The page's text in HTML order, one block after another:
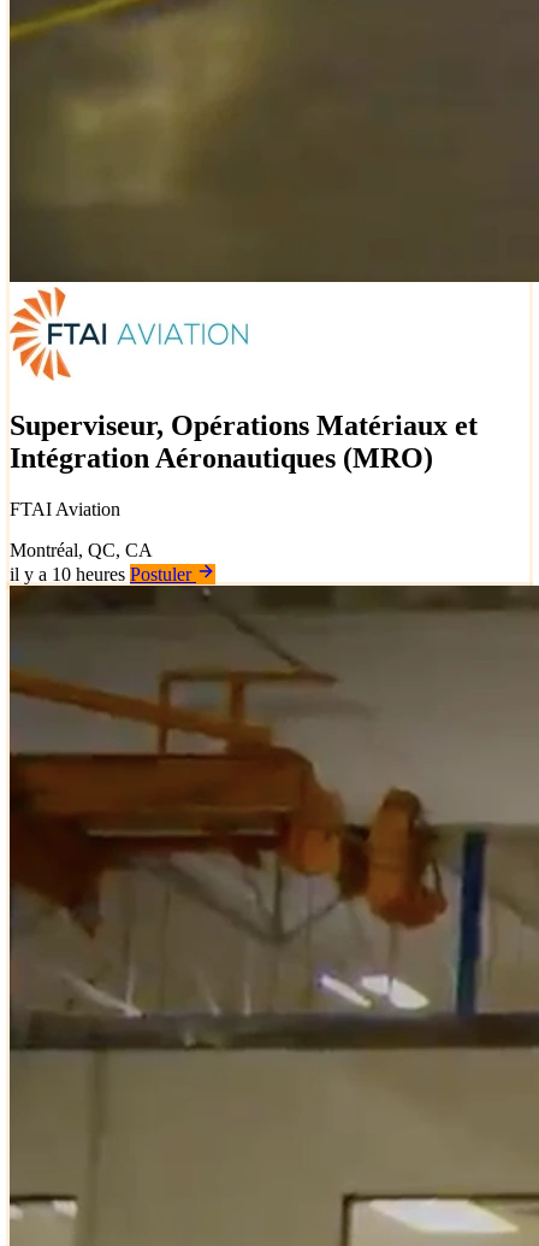
Superviseur, Opérations Matériaux et
Intégration Aéronautiques (MRO)
FTAI Aviation
Montréal, QC, CA
il y a 10 heures Postuler